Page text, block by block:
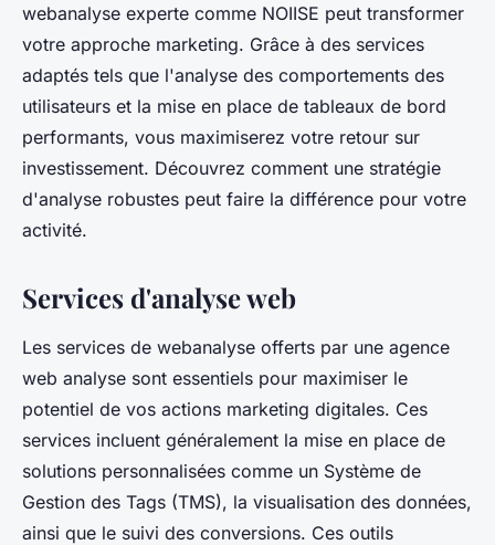
webanalyse experte comme NOIISE peut transformer
votre approche marketing. Grâce à des services
adaptés tels que l'analyse des comportements des
utilisateurs et la mise en place de tableaux de bord
performants, vous maximiserez votre retour sur
investissement. Découvrez comment une stratégie
d'analyse robustes peut faire la différence pour votre
activité.
Services d'analyse web
Les services de webanalyse offerts par une agence
web analyse sont essentiels pour maximiser le
potentiel de vos actions marketing digitales. Ces
services incluent généralement la mise en place de
solutions personnalisées comme un Système de
Gestion des Tags (TMS), la visualisation des données,
ainsi que le suivi des conversions. Ces outils